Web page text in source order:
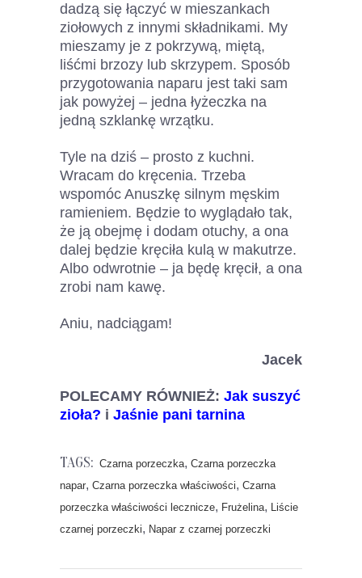
dadzą się łączyć w mieszankach
ziołowych z innymi składnikami. My
mieszamy je z pokrzywą, miętą,
liśćmi brzozy lub skrzypem. Sposób
przygotowania naparu jest taki sam
jak powyżej – jedna łyżeczka na
jedną szklankę wrzątku.
Tyle na dziś – prosto z kuchni.
Wracam do kręcenia. Trzeba
wspomóc Anuszkę silnym męskim
ramieniem. Będzie to wyglądało tak,
że ją obejmę i dodam otuchy, a ona
dalej będzie kręciła kulą w makutrze.
Albo odwrotnie – ja będę kręcił, a ona
zrobi nam kawę.
Aniu, nadciągam!
Jacek
POLECAMY RÓWNIEŻ: Jak suszyć
zioła? i Jaśnie pani tarnina
TAGS: Czarna porzeczka, Czarna porzeczka
napar, Czarna porzeczka właściwości, Czarna
porzeczka właściwości lecznicze, Frużelina, Liście
czarnej porzeczki, Napar z czarnej porzeczki